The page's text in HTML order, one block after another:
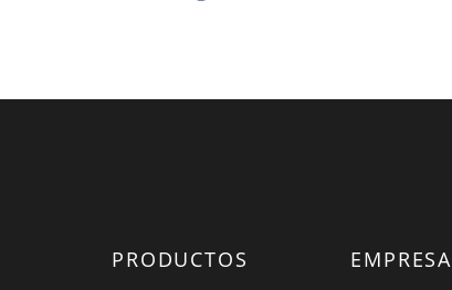
PRODUCTOS EMPRESA